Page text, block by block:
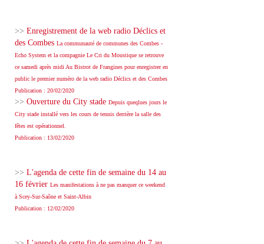
>> Enregistrement de la web radio Déclics et
des Combes La communauté de communes des Combes -
Echo System et la compagnie Le Cri du Moustique se retrouve
ce samedi après midi Au Bistrot de Frangines pour enregistrer en
public le premier numéro de la web radio Déclics et des Combes
Publication : 20/02/2020
>> Ouverture du City stade Depuis queqlues jours le
City stade installé vers les cours de tennis derrière la salle des
fêtes est opérationnel.
Publication : 13/02/2020
>> L'agenda de cette fin de semaine du 14 au
16 février Les manifestations à ne pas manquer ce weekend
à Scey-Sur-Saône et Saint-Albin
Publication : 12/02/2020